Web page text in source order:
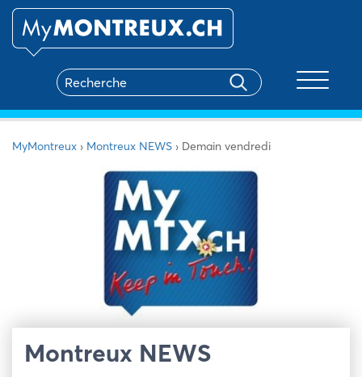
MyMontreux › Montreux NEWS › Demain vendredi
Montreux NEWS